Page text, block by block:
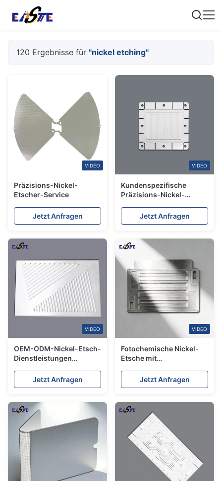
120 Ergebnisse für "nickel etching"
VIDEO
Präzisions-Nickel-
Etscher-Service
Jetzt Anfragen
VIDEO
Kundenspezifische
Präzisions-Nickel-
chemischen Ätzmitteln in
China
Jetzt Anfragen
VIDEO
OEM-ODM-Nickel-Etsch-
Dienstleistungen
Strenge Toleranzen
Jetzt Anfragen
VIDEO
Fotochemische Nickel-
Etsche mit
Details und Konsistenz
Jetzt Anfragen